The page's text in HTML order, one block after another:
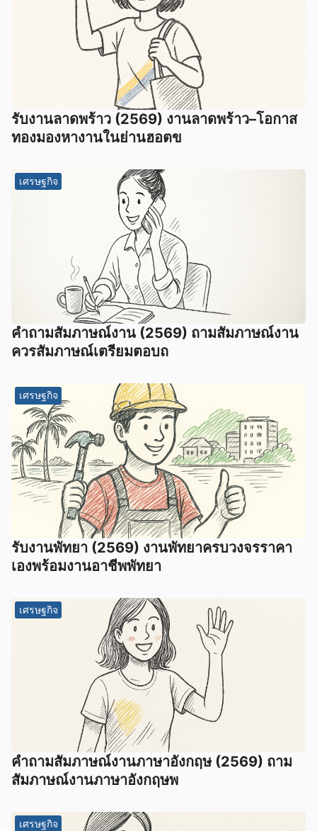
รับงานลาดพร้าว (2569) งานลาดพร้าว–โอกาส
ทองมองหางานในย่านฮอตข
เศรษฐกิจ
คําถามสัมภาษณ์งาน (2569) ถามสัมภาษณ์งาน
ควรสัมภาษณ์เตรียมตอบถ
เศรษฐกิจ
รับงานพัทยา (2569) ️งานพัทยาครบวงจรราคา
เองพร้อมงานอาชีพพัทยา
เศรษฐกิจ
คําถามสัมภาษณ์งานภาษาอังกฤษ (2569) ถาม
สัมภาษณ์งานภาษาอังกฤษพ
เศรษฐกิจ